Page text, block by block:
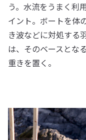
う。水流をうまく利
イント。ボートを体
き波などに対処する
は、そのベースとな
重きを置く。